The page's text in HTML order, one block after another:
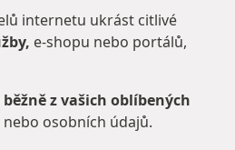
internetu ukrást citlivé
e-shopu nebo portálů,
z vašich oblíbených
osobních údajů.